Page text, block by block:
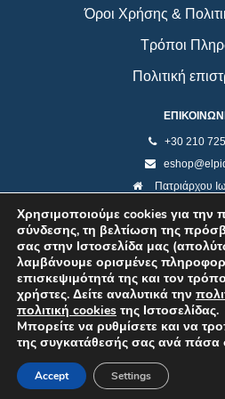
Όροι Χρήσης &
Τρόποι
Πολιτική
+30 210
Πατριάρχου
©2026 ELPIDA Association. All rights
Χρησιμοποιούμε cookies για την
σύνδεσης, τη βελτίωση της
σας στην Ιστοσελίδα μας
λαμβάνουμε ορισμένες
επισκεψιμότητά της και τον
χρήστες. Δείτε αναλυτικά την
πολιτική cookies της Ιστοσελίδας.
Mπορείτε να ρυθμίσετε και να
της συγκατάθεσής σας ανά πάσα
Accept Settings